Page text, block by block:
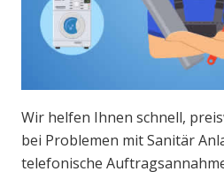
Wir helfen Ihnen schnell,
bei Problemen mit Sanitär
telefonische